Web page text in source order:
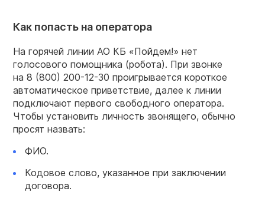
Как попасть на оператора
На горячей линии АО КБ «Пойдем!» нет
голосового помощника (робота). При звонке
на 8 (800) 200-12-30 проигрывается короткое
автоматическое приветствие, далее к линии
подключают первого свободного оператора.
Чтобы установить личность звонящего, обычно
просят назвать:
ФИО.
Кодовое слово, указанное при заключении
договора.